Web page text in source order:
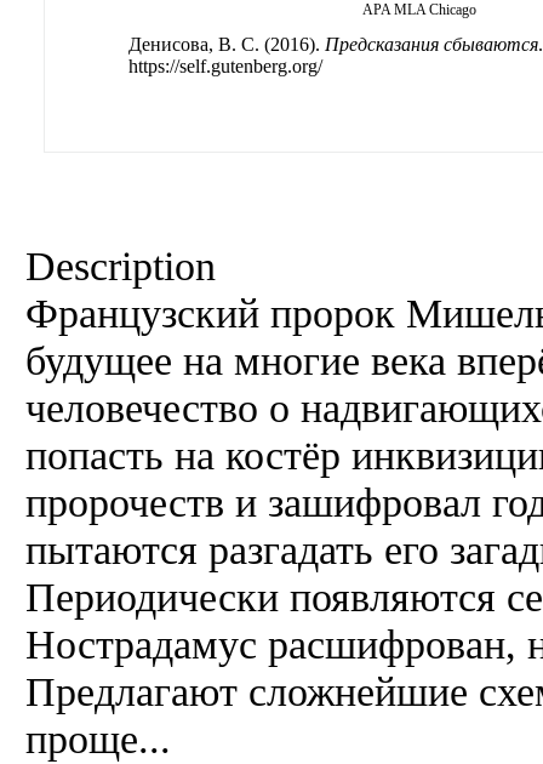
APA MLA Chicago
Денисова, B. С. (2016). Предсказания сбываются
https://self.gutenberg.org/
Description
Французский пророк
будущее на многие века
человечество о
попасть на костёр
пророчеств и зашифровал
пытаются разгадать его
Периодически появляются
Нострадамус расшифрован,
Предлагают сложнейшие
проще...